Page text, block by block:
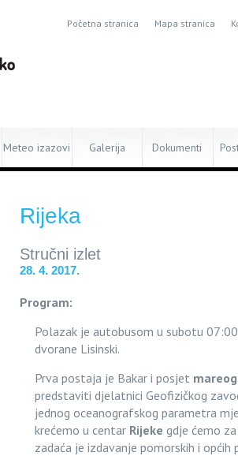
Početna stranica Mapa stranica
Meteo izazovi Galerija Dokumenti
Rijeka
Stručni izlet
28. 4. 2017.
Program:
Polazak je autobusom u subotu
dvorane Lisinski.
Prva postaja je Bakar i posjet
predstaviti djelatnici Geofizičkog
jednog oceanografskog parametra
krećemo u centar Rijeke gdje ćemo
zadaća je izdavanje pomorskih i općih